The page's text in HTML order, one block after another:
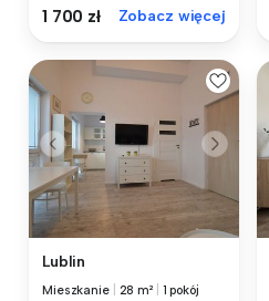
1 700 zł Zobacz więcej
Lublin
Mieszkanie 28 m² 1 pokój